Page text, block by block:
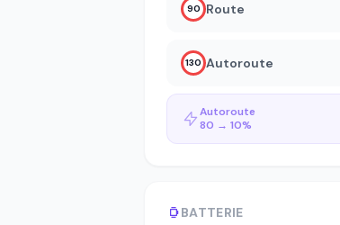
90 Route
130 Autoroute
Autoroute
80 → 10%
BATTERIE